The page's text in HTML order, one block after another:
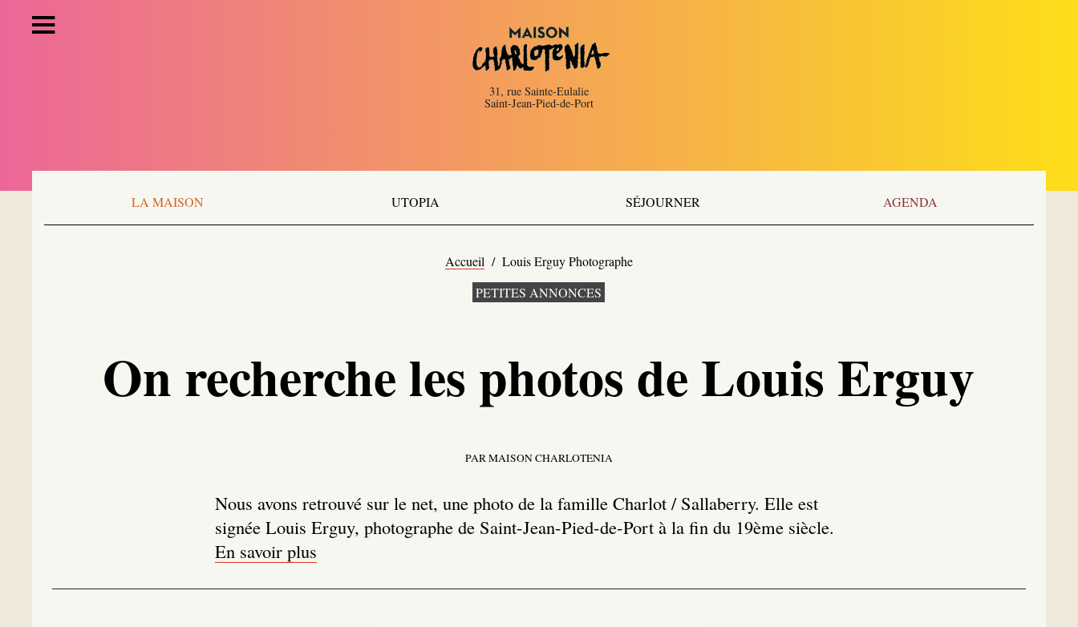
31, rue Sainte-Eulalie
Saint-Jean-Pied-de-Port
LA MAISON UTOPIA SÉJOURNER AGENDA
Accueil / Louis Erguy Photographe
PETITES ANNONCES
On recherche les photos de Louis Erguy
PAR MAISON CHARLOTENIA
Nous avons retrouvé sur le net, une photo de la famille Charlot / Sallaberry. Elle est
signée Louis Erguy, photographe de Saint-Jean-Pied-de-Port à la fin du 19ème siècle.
En savoir plus